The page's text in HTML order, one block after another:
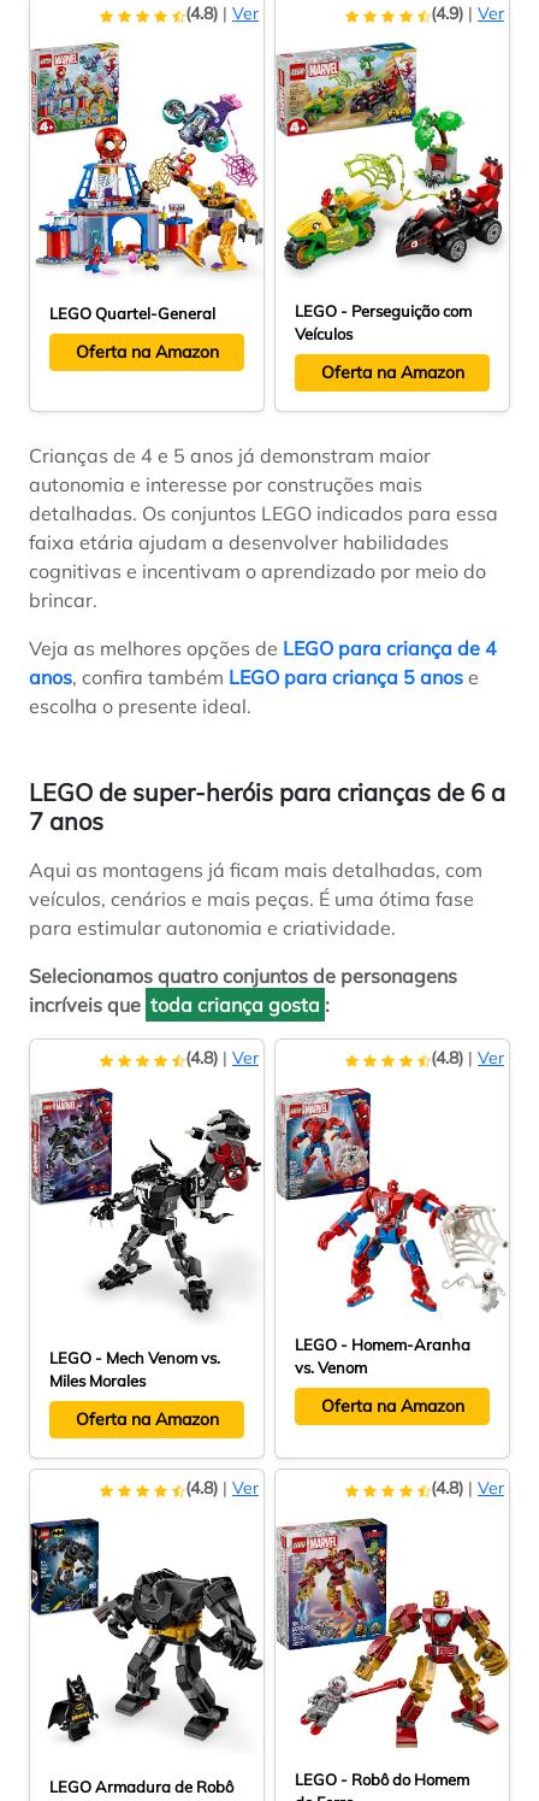
(4.8) | Ver
LEGO Quartel-General
Oferta na Amazon
(4.9) | Ver
LEGO - Perseguição com
Veículos
Oferta na Amazon
Crianças de 4 e 5 anos já demonstram maior
autonomia e interesse por construções mais
detalhadas. Os conjuntos LEGO indicados para essa
faixa etária ajudam a desenvolver habilidades
cognitivas e incentivam o aprendizado por meio do
brincar.
Veja as melhores opções de LEGO para criança de 4
anos, confira também LEGO para criança 5 anos e
escolha o presente ideal.
LEGO de super-heróis para crianças de 6 a
7 anos
Aqui as montagens já ficam mais detalhadas, com
veículos, cenários e mais peças. É uma ótima fase
para estimular autonomia e criatividade.
Selecionamos quatro conjuntos de personagens
incríveis que toda criança gosta :
(4.8) | Ver
LEGO - Mech Venom vs.
Miles Morales
Oferta na Amazon
(4.8) | Ver
LEGO - Homem-Aranha
vs. Venom
Oferta na Amazon
(4.8) | Ver
LEGO Armadura de Robô
(4.8) | Ver
LEGO - Robô do Homem